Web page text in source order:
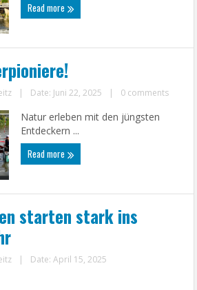
Read more
| Date: Juni 22, 2025 | 0 comments
Natur erleben mit den jüngsten
Entdeckern ...
Read more
starten stark ins
|
Date: April 15, 2025